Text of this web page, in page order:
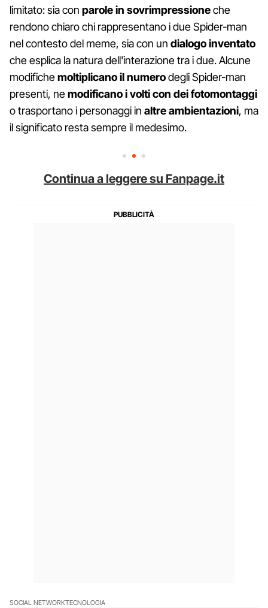
limitato: sia con parole in sovrimpressioneche
rendono chiaro chi rappresentano i due Spider-man
nel contesto del meme, sia con un dialogo inventato
che esplica la natura dell'interazione tra i due. Alcune
modifichemoltiplicano il numerodegli Spider-man
presenti, nemodificano i volti con dei fotomontaggi
o trasportano i personaggi in altre ambientazioni, ma
il significato resta sempre il medesimo.
Continua a leggere su Fanpage.it
SOCIAL NETWORKTECNOLOGIA